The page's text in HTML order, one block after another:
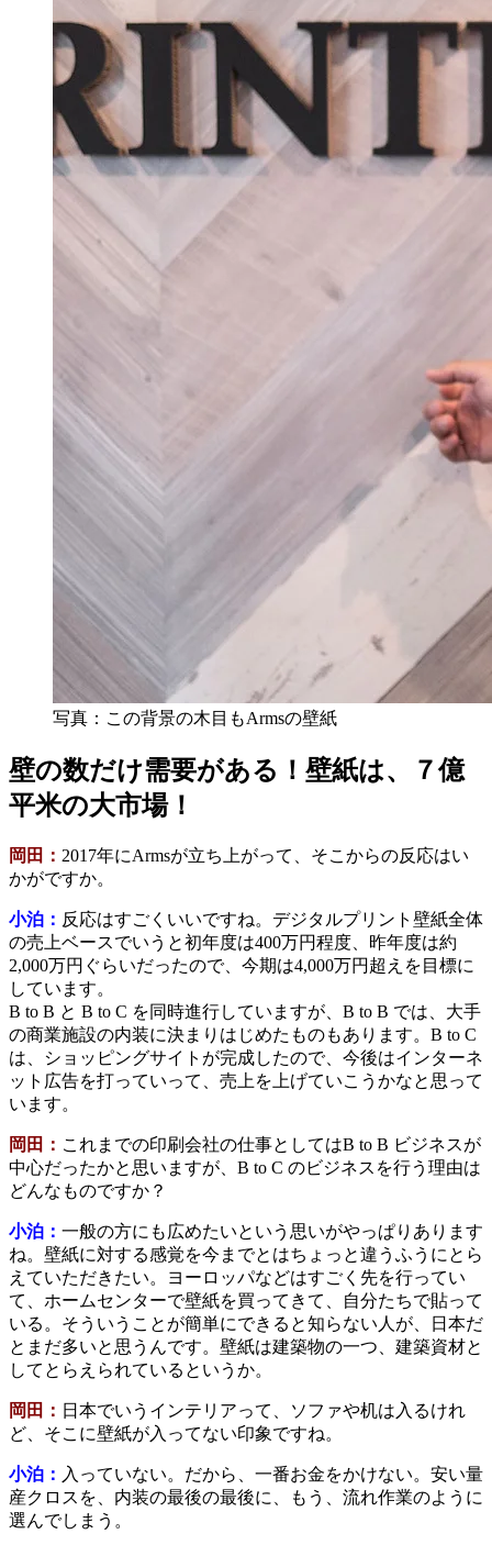
写真：この背景の木目もArmsの壁紙
壁の数だけ需要がある！壁紙は、７億
平米の大市場！
岡田： 2017年にArmsが立ち上がって、そこからの反応はい
かがですか。
小泊： 反応はすごくいいですね。デジタルプリント壁紙全体
の売上ベースでいうと初年度は400万円程度、昨年度は約
2,000万円ぐらいだったので、今期は4,000万円超えを目標に
しています。
B to B と B to C を同時進行していますが、B to B では、大手
の商業施設の内装に決まりはじめたものもあります。B to C
は、ショッピングサイトが完成したので、今後はインターネ
ット広告を打っていって、売上を上げていこうかなと思って
います。
岡田： これまでの印刷会社の仕事としてはB to B ビジネスが
中心だったかと思いますが、B to C のビジネスを行う理由は
どんなものですか？
小泊： 一般の方にも広めたいという思いがやっぱりあります
ね。壁紙に対する感覚を今までとはちょっと違うふうにとら
えていただきたい。ヨーロッパなどはすごく先を行ってい
て、ホームセンターで壁紙を買ってきて、自分たちで貼って
いる。そういうことが簡単にできると知らない人が、日本だ
とまだ多いと思うんです。壁紙は建築物の一つ、建築資材と
してとらえられているというか。
岡田： 日本でいうインテリアって、ソファや机は入るけれ
ど、そこに壁紙が入ってない印象ですね。
小泊： 入っていない。だから、一番お金をかけない。安い量
産クロスを、内装の最後の最後に、もう、流れ作業のように
選んでしまう。